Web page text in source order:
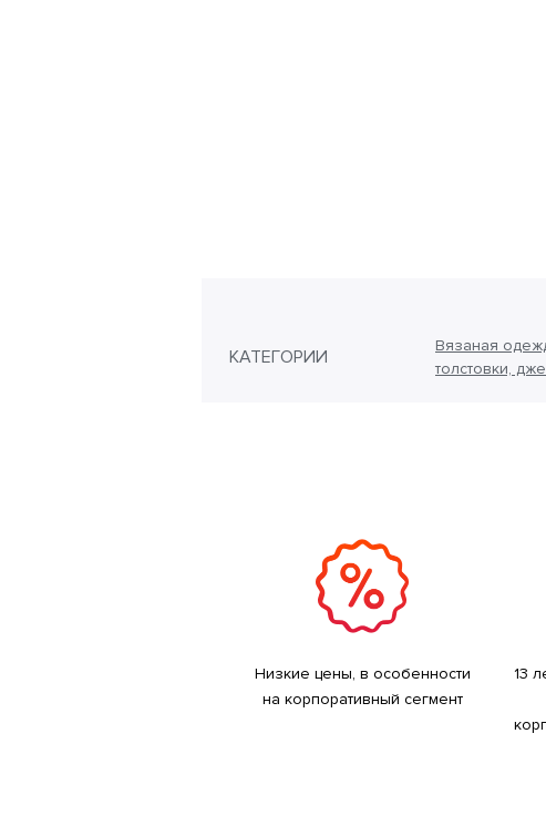
КАТЕГОРИИ
Вязаная
толстовки,
Низкие цены, в особенности
на корпоративный сегмент
13